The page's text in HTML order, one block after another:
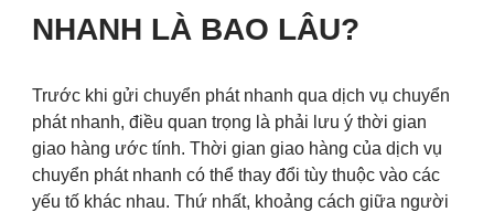
NHANH LÀ BAO LÂU?
Trước khi gửi chuyển phát nhanh qua dịch vụ chuyển
phát nhanh, điều quan trọng là phải lưu ý thời gian
giao hàng ước tính. Thời gian giao hàng của dịch vụ
chuyển phát nhanh có thể thay đổi tùy thuộc vào các
yếu tố khác nhau. Thứ nhất, khoảng cách giữa người